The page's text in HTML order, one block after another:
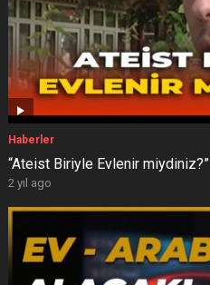
Haberler
“Ateist Biriyle Evlenir miydiniz?”
2 yıl ago